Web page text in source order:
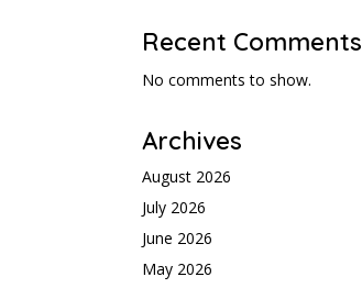
Recent Comments
No comments to show.
Archives
August 2026
July 2026
June 2026
May 2026